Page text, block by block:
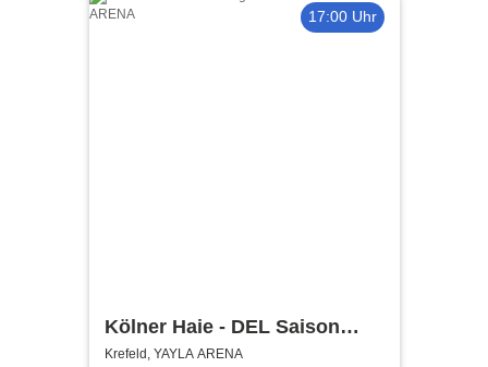
17:00 Uhr
Kölner Haie - DEL Saison
2026/27
Krefeld, YAYLA ARENA